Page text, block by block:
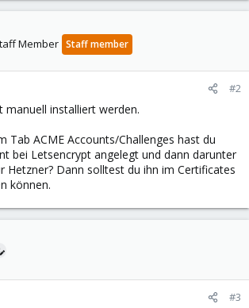
Member Staff member
#2
manuell installiert werden.
Tab ACME Accounts/Challenges hast du
bei Letsencrypt angelegt und dann darunter
Hetzner? Dann solltest du ihn im Certificates
können.
#3